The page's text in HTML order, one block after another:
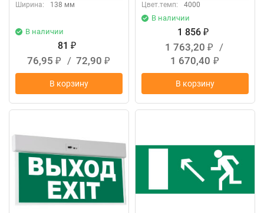
Ширина:
138 мм
В наличии
81 ₽
76,95 ₽ / 72,90 ₽
В корзину
Цвет.темп:
4000
В наличии
1 856 ₽
1 763,20 ₽
/
1 670,40 ₽
В корзину